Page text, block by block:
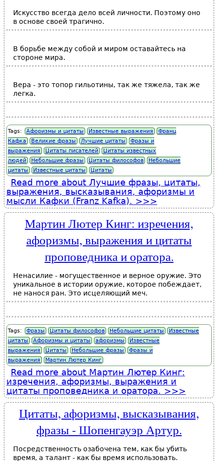
Искусство всегда дело всей личности. Поэтому оно
в основе своей трагично.
В борьбе между собой и миром оставайтесь на
стороне мира.
Вера - это топор гильотины, так же тяжела, так же
легка.
Tags: Афоризмы и цитаты Известные выражения
Франц
Кафка
Великие фразы Лучшие цитаты
Фразы и
выражения
Цитаты писателей
Цитаты известных
людей
Небольшие фразы Цитаты философов
Небольшие
цитаты
Известные цитаты Цитаты
Read more about Лучшие фразы, цитаты,
выражения, высказывания, афоризмы и
мысли Кафки (Franz Kafka).
Мартин Лютер Кинг: изречения,
афоризмы, выражения и цитаты
проповедника и оратора.
Ненасилие - могущественное и верное оружие. Это
уникальное в истории оружие, которое побеждает,
не нанося ран. Это исцеляющий меч.
Tags: Фразы Цитаты философов Небольшие цитаты
Известные
цитаты
Афоризмы и цитаты афоризмы
Известные
выражения
Цитаты Небольшие фразы
Фразы и
выражения
Мартин Лютер Кинг
Read more about Мартин Лютер Кинг:
изречения, афоризмы, выражения и
цитаты проповедника и оратора.
Цитаты, афоризмы, высказывания,
фразы - Шопенгауэр Артур.
Посредственность озабочена тем, как бы убить
время, а талант - как бы время использовать.